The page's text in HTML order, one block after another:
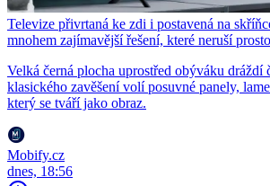
Televize přivrtaná ke zdi i postavená na
mnohem zajímavější řešení, které neruší
Velká černá plocha uprostřed obýváku
klasického zavěšení volí posuvné panely,
který se tváří jako obraz.
Mobify.cz
dnes, 18:56